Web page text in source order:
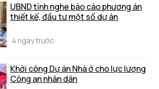
UBND tỉnh nghe báo cáo phương án
thiết kế, đầu tư một số dự án
4 ngày trước
Khởi công Dự án Nhà ở cho lực lượng
Công an nhân dân